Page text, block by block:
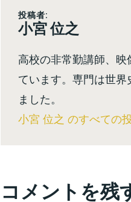
投稿者:
小宮 位之
高校の非常勤講師、
ています。専門は世
ました。
小宮 位之 のすべての
コメントを残